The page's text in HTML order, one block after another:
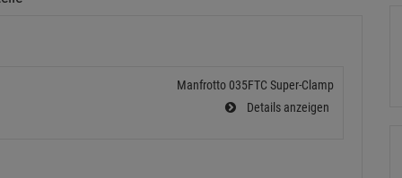
Manfrotto 035FTC Super-Clamp
Details anzeigen